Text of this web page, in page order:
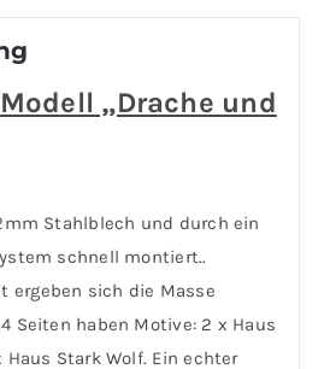
„Drache und
Stahlblech und durch ein
schnell montiert..
ergeben sich die Masse
Seiten haben Motive: 2 x Haus
Haus Stark Wolf. Ein echter